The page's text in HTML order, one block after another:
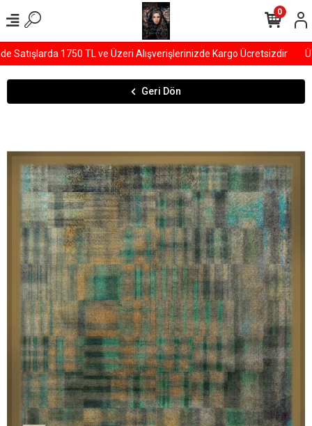
1750 TL ve Üzeri Alışverişlerinizde Kargo Ücretsizdir
0
Geri Dön